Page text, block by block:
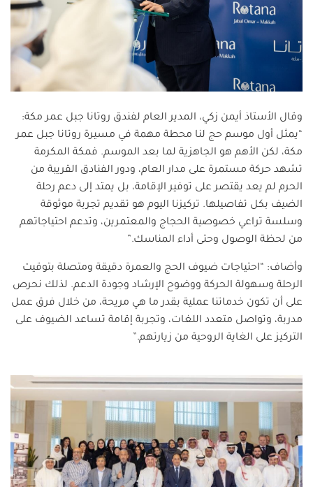
وقال الأستاذ أيمن زكي، المدير العام لفندق روتانا جبل عمر مكة:
“يمثل أول موسم حج لنا محطة مهمة في مسيرة روتانا جبل عمر
مكة، لكن الأهم هو الجاهزية لما بعد الموسم. فمكة المكرمة
تشهد حركة مستمرة على مدار العام، ودور الفنادق القريبة من
الحرم لم يعد يقتصر على توفير الإقامة، بل يمتد إلى دعم رحلة
الضيف بكل تفاصيلها. تركيزنا اليوم هو تقديم تجربة موثوقة
وسلسة تراعي خصوصية الحجاج والمعتمرين، وتدعم احتياجاتهم
من لحظة الوصول وحتى أداء المناسك.”
وأضاف: “احتياجات ضيوف الحج والعمرة دقيقة ومتصلة بتوقيت
الرحلة وسهولة الحركة ووضوح الإرشاد وجودة الدعم. لذلك نحرص
على أن تكون خدماتنا عملية بقدر ما هي مريحة، من خلال فرق عمل
مدربة، وتواصل متعدد اللغات، وتجربة إقامة تساعد الضيوف على
التركيز على الغاية الروحية من زيارتهم.”